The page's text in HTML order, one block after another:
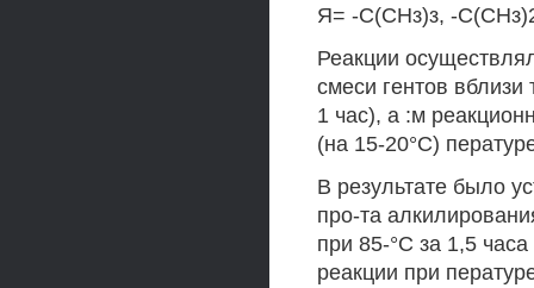
Я= -С(СНз)з, -
Реакции
смеси гентов
1 час), а :м
(на 15-20°С)
В результате было
про-та
при 85-°С за 1,5
реакции при